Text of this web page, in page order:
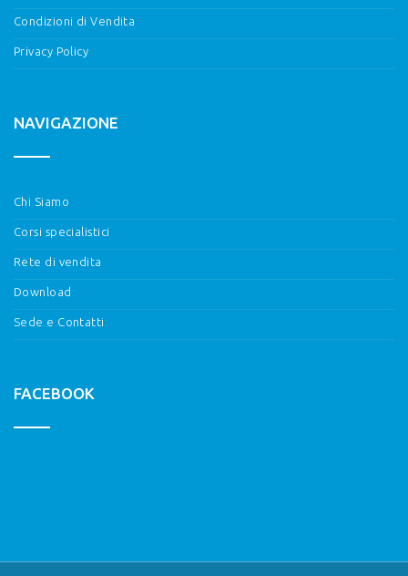
Condizioni di Vendita
Privacy Policy
NAVIGAZIONE
Chi Siamo
Corsi specialistici
Rete di vendita
Download
Sede e Contatti
FACEBOOK